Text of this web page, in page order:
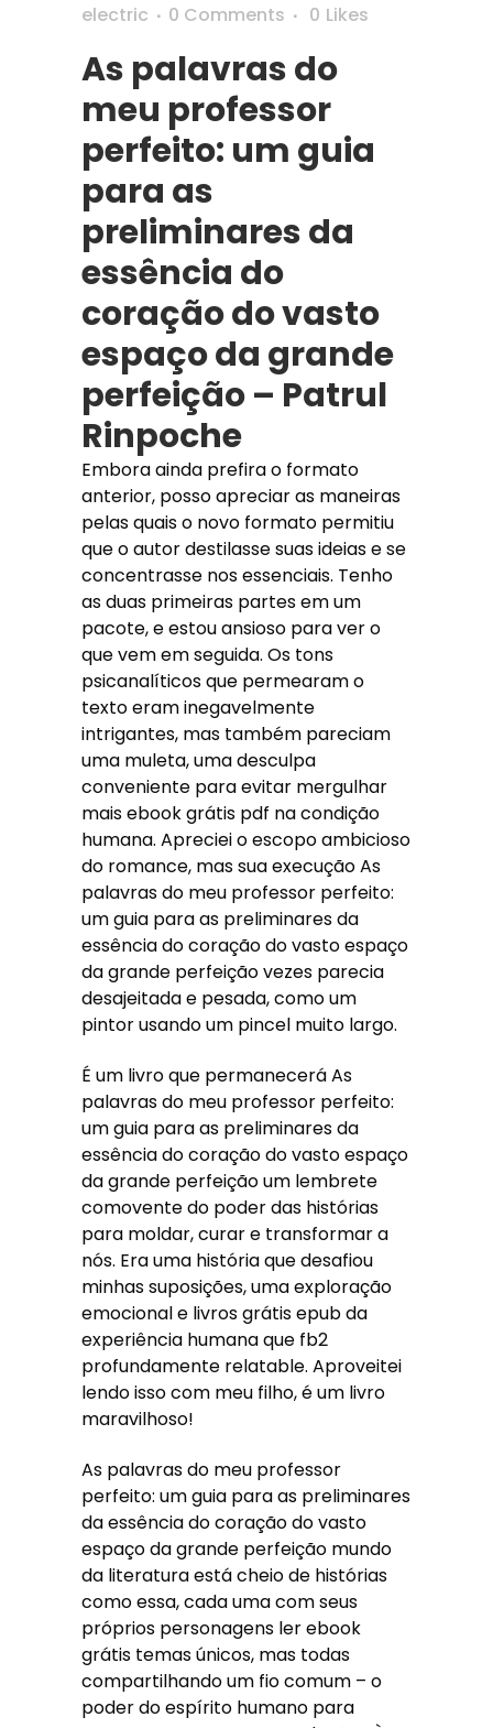
electric
0 Comments 0 Likes
As palavras do
meu professor
perfeito: um guia
para as
preliminares da
essência do
coração do vasto
espaço da grande
perfeição – Patrul
Rinpoche
Embora ainda prefira o formato
anterior, posso apreciar as maneiras
pelas quais o novo formato permitiu
que o autor destilasse suas ideias e se
concentrasse nos essenciais. Tenho
as duas primeiras partes em um
pacote, e estou ansioso para ver o
que vem em seguida. Os tons
psicanalíticos que permearam o
texto eram inegavelmente
intrigantes, mas também pareciam
uma muleta, uma desculpa
conveniente para evitar mergulhar
mais ebook grátis pdf na condição
humana. Apreciei o escopo ambicioso
do romance, mas sua execução As
palavras do meu professor perfeito:
um guia para as preliminares da
essência do coração do vasto espaço
da grande perfeição vezes parecia
desajeitada e pesada, como um
pintor usando um pincel muito largo.
É um livro que permanecerá As
palavras do meu professor perfeito:
um guia para as preliminares da
essência do coração do vasto espaço
da grande perfeição um lembrete
comovente do poder das histórias
para moldar, curar e transformar a
nós. Era uma história que desafiou
minhas suposições, uma exploração
emocional e livros grátis epub da
experiência humana que fb2
profundamente relatable. Aproveitei
lendo isso com meu filho, é um livro
maravilhoso!
As palavras do meu professor
perfeito: um guia para as preliminares
da essência do coração do vasto
espaço da grande perfeição mundo
da literatura está cheio de histórias
como essa, cada uma com seus
próprios personagens ler ebook
grátis temas únicos, mas todas
compartilhando um fio comum – o
poder do espírito humano para